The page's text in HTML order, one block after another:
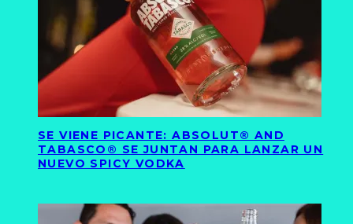
SE VIENE PICANTE: ABSOLUT® AND
TABASCO® SE JUNTAN PARA LANZAR UN
NUEVO SPICY VODKA